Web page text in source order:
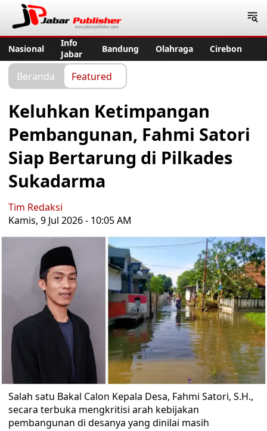
Nasional
Info
Jabar
Bandung Olahraga Cirebon
Beranda Featured
Keluhkan Ketimpangan
Pembangunan, Fahmi Satori
Siap Bertarung di Pilkades
Sukadarma
Tim Redaksi
Kamis, 9 Jul 2026 - 10:05 AM
Salah satu Bakal Calon Kepala Desa, Fahmi Satori, S.H.,
secara terbuka mengkritisi arah kebijakan
pembangunan di desanya yang dinilai masih